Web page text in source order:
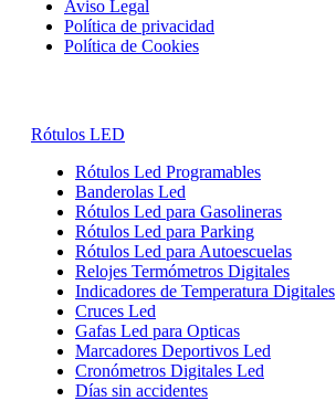
Aviso Legal
Política de privacidad
Política de Cookies
Rótulos LED
Rótulos Led Programables
Banderolas Led
Rótulos Led para Gasolineras
Rótulos Led para Parking
Rótulos Led para Autoescuelas
Relojes Termómetros Digitales
Indicadores de Temperatura Digitales
Cruces Led
Gafas Led para Opticas
Marcadores Deportivos Led
Cronómetros Digitales Led
Días sin accidentes